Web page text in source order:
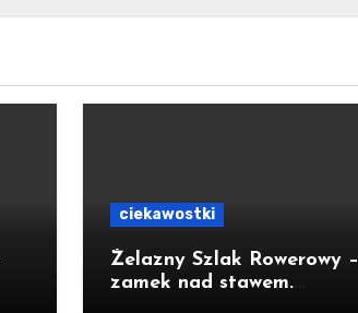
ciekawostki
Żelazny Szlak Rowerowy –
zamek nad stawem.